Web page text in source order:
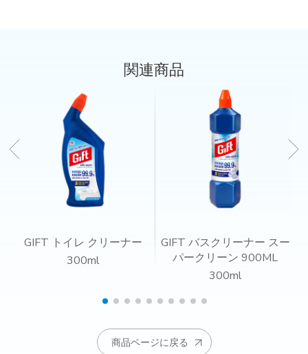
関連商品
GIFT トイレ クリーナー
300ml
GIFT バスクリーナー スー
パークリーン 900ML
300ml
商品ページに戻る